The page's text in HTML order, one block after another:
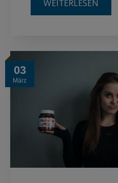
WEITERLESEN
03
März